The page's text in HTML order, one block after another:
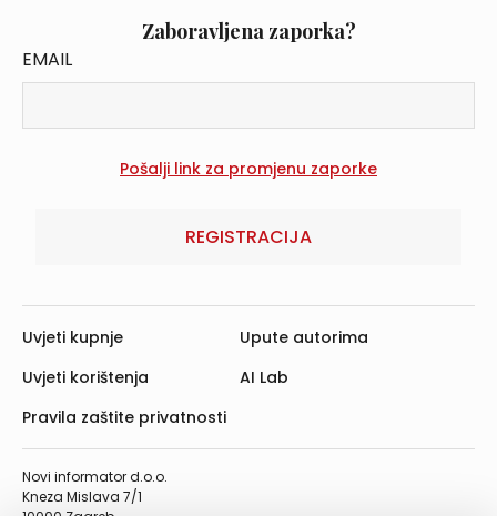
Zaboravljena zaporka?
EMAIL
REGISTRACIJA
Novi informator d.o.o.
Kneza Mislava 7/1
Uvjeti kupnje
Uvjeti korištenja
Pravila zaštite privatnosti
Upute autorima
AI Lab